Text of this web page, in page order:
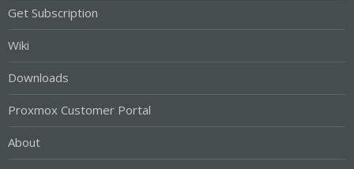
Get Subscription
Wiki
Downloads
Proxmox Customer Portal
About